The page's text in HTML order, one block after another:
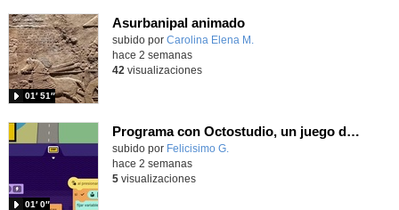
Asurbanipal animado
Contenido educativo.
subido por Carolina Elena M.
01′ 51″
hace 2 semanas
42 visualizaciones
Programa con Octostudio, un juego de Educación Víal cruzando un paso de cebra.
Contenido educativo.
subido por Felicisimo G.
01′ 0″
hace 2 semanas
5visualizaciones